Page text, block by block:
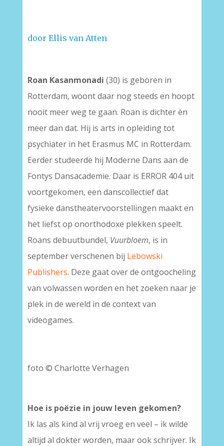
door Ellis van Atten
Roan Kasanmonadi (30) is geboren in
Rotterdam, woont daar nog steeds en hoopt
nooit meer weg te gaan. Roan is dichter èn
meer dan dat. Hij is arts in opleiding tot
psychiater in het Erasmus MC in Rotterdam.
Eerder studeerde hij Moderne Dans aan de
Fontys Dansacademie. Daar is ERROR 404 uit
voortgekomen, een danscollectief dat
fysieke danstheatervoorstellingen maakt en
het liefst op onorthodoxe plekken speelt.
Roans debuutbundel, Vuurbloem, is in
september verschenen bij Lebowski
Publishers. Deze gaat over de ontgoocheling
van volwassen worden en het zoeken naar je
plek in de wereld in de context van
videogames.
foto © Charlotte Verhagen
Hoe is poëzie in jouw leven gekomen?
Ik las als kind al vrij vroeg en veel – ik wilde
altijd al dokter worden, maar ook schrijver. Ik